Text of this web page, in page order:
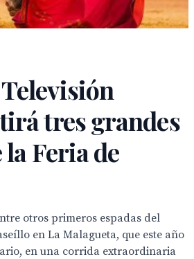
tres grandes
Feria de
otros primeros espadas del
en La Malagueta, que este año
en una corrida extraordinaria